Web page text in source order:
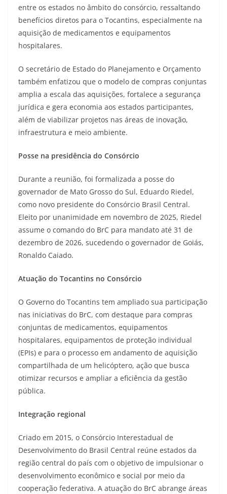
entre os estados no âmbito do consórcio, ressaltando
benefícios diretos para o Tocantins, especialmente na
aquisição de medicamentos e equipamentos
hospitalares.
O secretário de Estado do Planejamento e Orçamento
também enfatizou que o modelo de compras conjuntas
amplia a escala das aquisições, fortalece a segurança
jurídica e gera economia aos estados participantes,
além de viabilizar projetos nas áreas de inovação,
infraestrutura e meio ambiente.
Posse na presidência do Consórcio
Durante a reunião, foi formalizada a posse do
governador de Mato Grosso do Sul, Eduardo Riedel,
como novo presidente do Consórcio Brasil Central.
Eleito por unanimidade em novembro de 2025, Riedel
assume o comando do BrC para mandato até 31 de
dezembro de 2026, sucedendo o governador de Goiás,
Ronaldo Caiado.
Atuação do Tocantins no Consórcio
O Governo do Tocantins tem ampliado sua participação
nas iniciativas do BrC, com destaque para compras
conjuntas de medicamentos, equipamentos
hospitalares, equipamentos de proteção individual
(EPIs) e para o processo em andamento de aquisição
compartilhada de um helicóptero, ação que busca
otimizar recursos e ampliar a eficiência da gestão
pública.
Integração regional
Criado em 2015, o Consórcio Interestadual de
Desenvolvimento do Brasil Central reúne estados da
região central do país com o objetivo de impulsionar o
desenvolvimento econômico e social por meio da
cooperação federativa. A atuação do BrC abrange áreas